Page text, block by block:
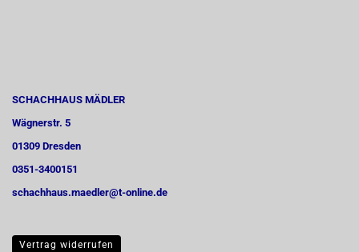
SCHACHHAUS MÄDLER
Wägnerstr. 5
01309 Dresden
0351-3400151
schachhaus.maedler@t-online.de
Vertrag widerrufen